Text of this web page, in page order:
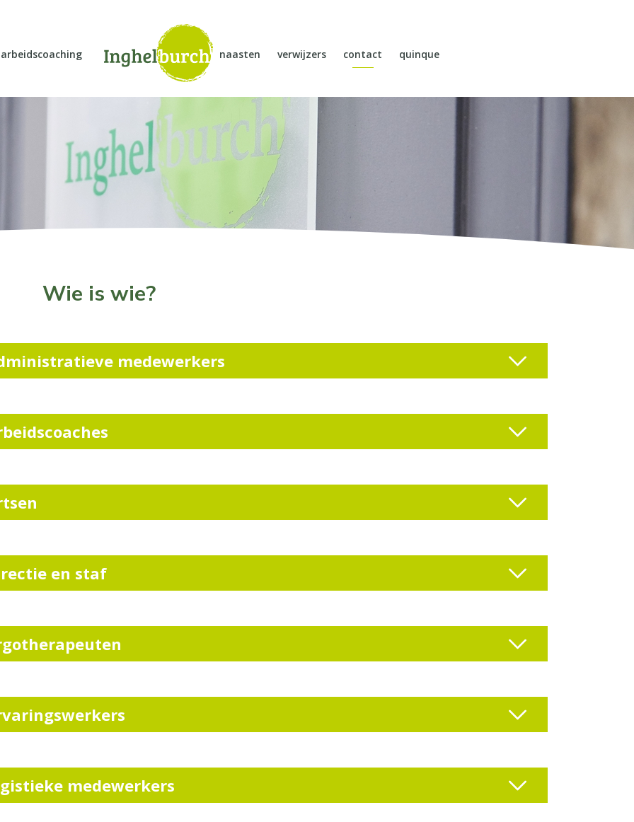
arbeidscoaching naasten verwijzers contact quinque
Wie is wie?
medewerkers
en staf
medewerkers